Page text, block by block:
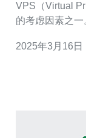
VPS（Virtual
的考虑因素之
提供高速稳定的
2025年3月16日